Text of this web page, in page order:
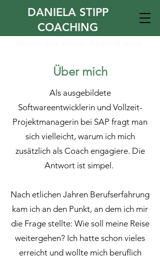
DANIELA STIPP
COACHING
Über mich
Als ausgebildete
Softwareentwicklerin und Vollzeit-
Projektmanagerin bei SAP fragt man
sich vielleicht, warum ich mich
zusätzlich als Coach engagiere. Die
Antwort ist simpel.
Nach etlichen Jahren Berufserfahrung
kam ich an den Punkt, an dem ich mir
die Frage stellte: Wie soll meine Reise
weitergehen? Ich hatte schon vieles
erreicht und wollte mich beruflich